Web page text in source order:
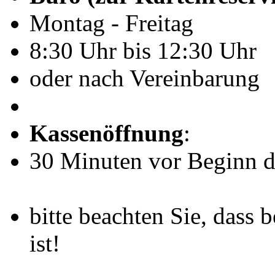
Montag - Freitag
8:30 Uhr bis 12:30 Uhr
oder nach Vereinbarung
Kassenöffnung:
30 Minuten vor Beginn
bitte beachten Sie, dass
ist!